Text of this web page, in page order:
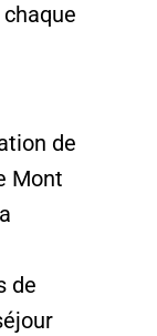
de
Mont
de